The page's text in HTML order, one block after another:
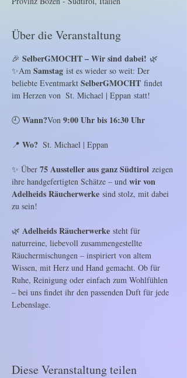
Über die Veranstaltung
🎉 SelberGMOCHT – Wir sind dabei! 🌿
✨Am Samstag ist es wieder so weit: Der
beliebte Eventmarkt SelberGMOCHT findet
im Herzen von  St. Michael | Eppan statt!
🕘 Wann?Von 9:00 Uhr bis 16:30 Uhr
📍 Wo?
  St. Michael | Eppan
✨ Über 75 Aussteller aus ganz Südtirol zeigen
ihre handgefertigten Schätze – und wir von
Adelheids Räucherwerke sind stolz, mit dabei
zu sein!
🌿 Adelheids Räucherwerke steht für
naturreine, liebevoll zusammengestellte
Räuchermischungen – inspiriert von altem
Wissen, mit Herz und Hand gemacht. Ob für
Ruhe, Reinigung oder einfach zum Wohlfühlen
– bei uns findet ihr den passenden Duft für jede
Lebenslage.
Diese Veranstaltung teilen